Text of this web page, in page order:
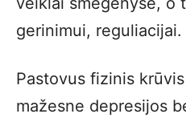
gerinimui, reguliacijai.
Pastovus fizinis
mažesne depresijos